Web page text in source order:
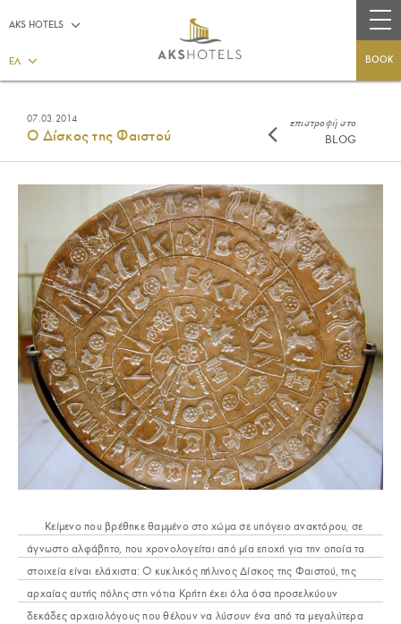
BOOK
AKS HOTELS
ΕΛ
07.03.2014
Ο Δίσκος της Φαιστού
επιστροφή στο
BLOG
Κείμενο που βρέθηκε θαμμένο στο χώμα σε υπόγειο ανακτόρου, σε
άγνωστο αλφάβητο, που χρονολογείται από μία εποχή για την οποία τα
στοιχεία είναι ελάχιστα: Ο κυκλικός πήλινος Δίσκος της Φαιστού, της
αρχαίας αυτής πόλης στη νότια Κρήτη έχει όλα όσα προσελκύουν
δεκάδες αρχαιολόγους που θέλουν να λύσουν ένα από τα μεγαλύτερα